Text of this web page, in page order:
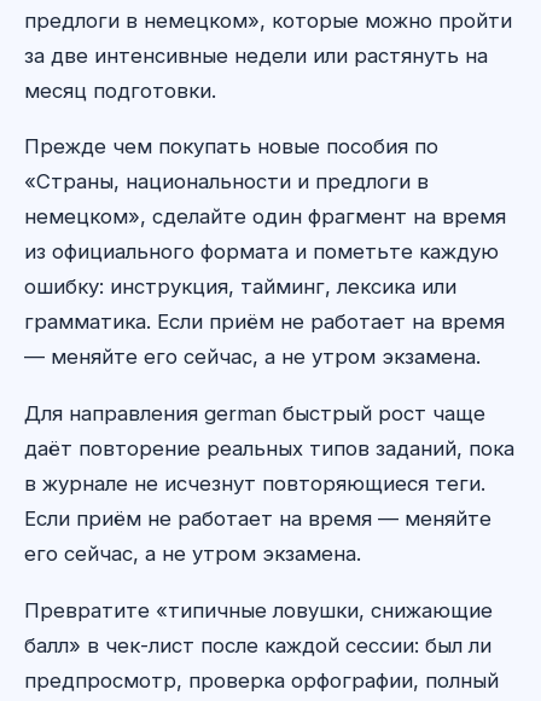
предлоги в немецком», которые можно пройти
за две интенсивные недели или растянуть на
месяц подготовки.
Прежде чем покупать новые пособия по
«Страны, национальности и предлоги в
немецком», сделайте один фрагмент на время
из официального формата и пометьте каждую
ошибку: инструкция, тайминг, лексика или
грамматика. Если приём не работает на время
— меняйте его сейчас, а не утром экзамена.
Для направления german быстрый рост чаще
даёт повторение реальных типов заданий, пока
в журнале не исчезнут повторяющиеся теги.
Если приём не работает на время — меняйте
его сейчас, а не утром экзамена.
Превратите «типичные ловушки, снижающие
балл» в чек-лист после каждой сессии: был ли
предпросмотр, проверка орфографии, полный